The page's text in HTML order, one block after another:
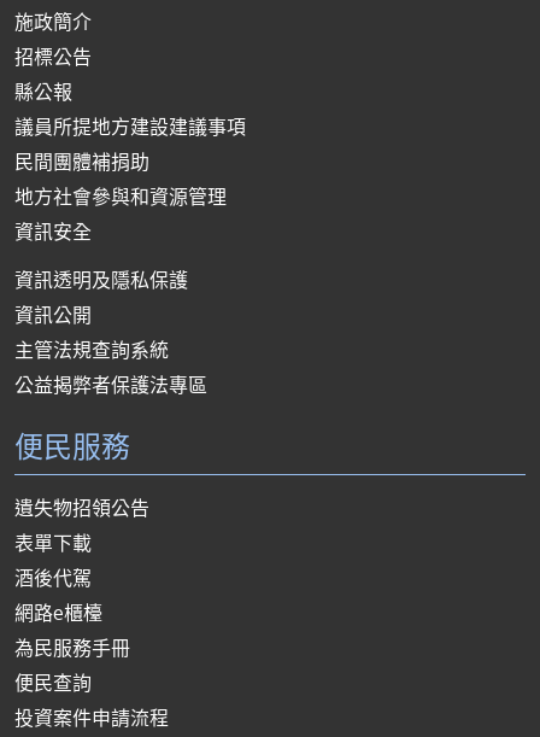
施政簡介
招標公告
縣公報
議員所提地方建設建議事項
民間團體補捐助
地方社會參與和資源管理
資訊安全
資訊透明及隱私保護
資訊公開
主管法規查詢系統
公益揭弊者保護法專區
便民服務
遺失物招領公告
表單下載
酒後代駕
網路e櫃檯
為民服務手冊
便民查詢
投資案件申請流程